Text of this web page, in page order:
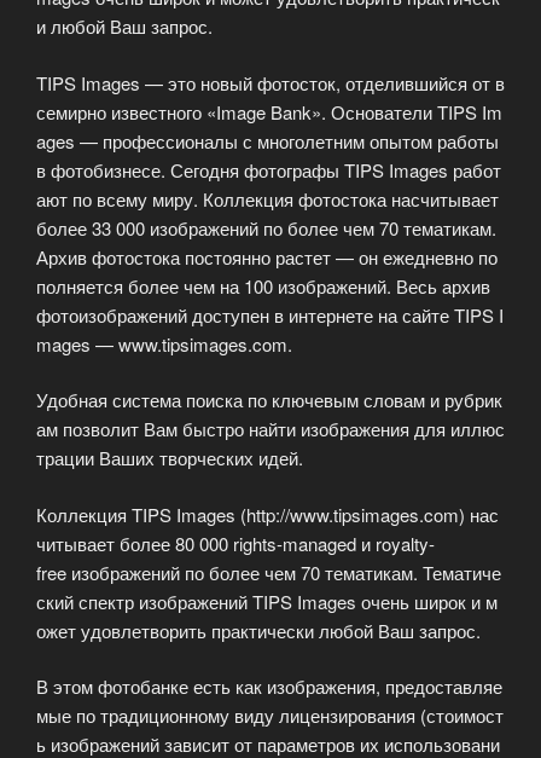
и любой Ваш запрос.
TIPS Images — это новый фотосток, отделившийся от в
семирно известного «Image Bank». Основатели TIPS Im
ages — профессионалы с многолетним опытом работы
в фотобизнесе. Сегодня фотографы TIPS Images работ
ают по всему миру. Коллекция фотостока насчитывает
более 33 000 изображений по более чем 70 тематикам.
Архив фотостока постоянно растет — он ежедневно по
полняется более чем на 100 изображений. Весь архив
фотоизображений доступен в интернете на сайте TIPS I
mages — www.tipsimages.com.
Удобная система поиска по ключевым словам и рубрик
ам позволит Вам быстро найти изображения для иллюс
трации Ваших творческих идей.
Коллекция TIPS Images (http://www.tipsimages.com) нас
читывает более 80 000 rights-managed и royalty-
free изображений по более чем 70 тематикам. Тематиче
ский спектр изображений TIPS Images очень широк и м
ожет удовлетворить практически любой Ваш запрос.
В этом фотобанке есть как изображения, предоставляе
мые по традиционному виду лицензирования (стоимост
ь изображений зависит от параметров их использовани